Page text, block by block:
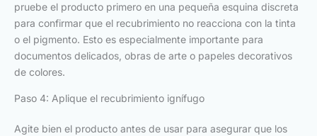
pruebe el producto primero en una pequeña esquina discreta
para confirmar que el recubrimiento no reacciona con la tinta
o el pigmento. Esto es especialmente importante para
documentos delicados, obras de arte o papeles decorativos
de colores.
Paso 4: Aplique el recubrimiento ignífugo
Agite bien el producto antes de usar para asegurar que los